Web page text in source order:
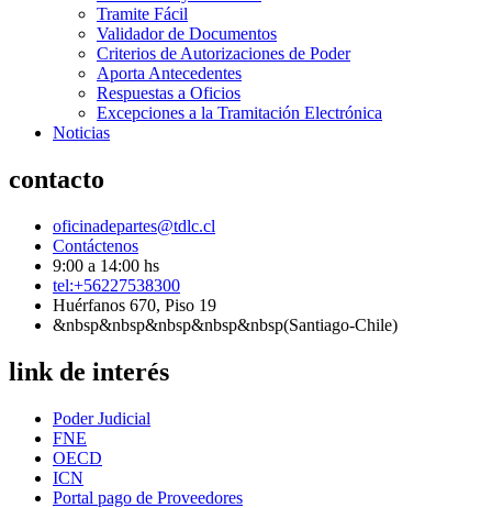
Tramite Fácil
Validador de Documentos
Criterios de Autorizaciones de Poder
Aporta Antecedentes
Respuestas a Oficios
Excepciones a la Tramitación Electrónica
Noticias
contacto
oficinadepartes@tdlc.cl
Contáctenos
9:00 a 14:00 hs
tel:+56227538300
Huérfanos 670, Piso 19
&nbsp&nbsp&nbsp&nbsp&nbsp(Santiago-Chile)
link de interés
Poder Judicial
FNE
OECD
ICN
Portal pago de Proveedores